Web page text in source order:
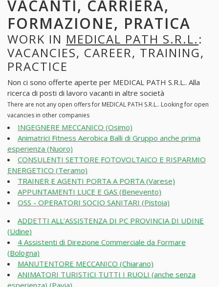
VACANTI, CARRIERA,
FORMAZIONE, PRATICA
WORK IN MEDICAL PATH S.R.L.:
VACANCIES, CAREER, TRAINING,
PRACTICE
Non ci sono offerte aperte per MEDICAL PATH S.R.L.. Alla
ricerca di posti di lavoro vacanti in altre società
There are not any open offers for MEDICAL PATH S.R.L.. Looking for open
vacancies in other companies
INGEGNERE MECCANICO (Osimo)
Animatrici Fitness Aerobica Balli di Gruppo anche prima
esperienza (Nuoro)
CONSULENTI SETTORE FOTOVOLTAICO E RISPARMIO
ENERGETICO (Teramo)
TRAINER E AGENTI PORTA A PORTA (Varese)
APPUNTAMENTI LUCE E GAS (Benevento)
OSS - OPERATORI SOCIO SANITARI (Pistoia)
ADDETTI ALL’ASSISTENZA DI PC PROVINCIA DI UDINE
(Udine)
4 Assistenti di Direzione Commerciale da Formare
(Bologna)
MANUTENTORE MECCANICO (Chiarano)
ANIMATORI TURISTICI TUTTI I RUOLI (anche senza